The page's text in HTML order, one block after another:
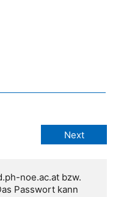
noe.ac.at bzw.
Passwort kann